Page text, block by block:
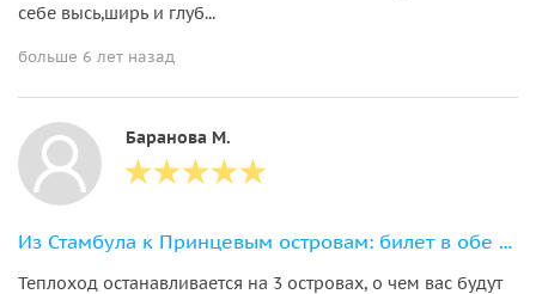
себе высь,ширь и глуб...
больше 6 лет назад
Баранова М.
Из Стамбула к Принцевым островам: билет в обе стороны с аудиогидом
Теплоход останавливается на 3 островах, о чем вас будут